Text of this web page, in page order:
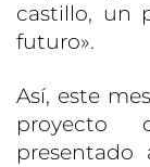
castillo, un
futuro».
Así, este
proyecto